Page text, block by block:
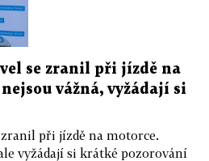
se zranil při jízdě na
vážná, vyžádají si
zranil při jízdě na motorce.
vyžádají si krátké pozorování